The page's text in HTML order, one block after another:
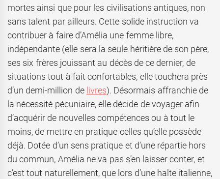
mortes ainsi que pour les civilisations antiques, non
sans talent par ailleurs. Cette solide instruction va
contribuer à faire d’Amélia une femme libre,
indépendante (elle sera la seule héritière de son père,
ses six frères jouissant au décès de ce dernier, de
situations tout à fait confortables, elle touchera près
d’un demi-million de livres). Désormais affranchie de
la nécessité pécuniaire, elle décide de voyager afin
d’acquérir de nouvelles compétences ou à tout le
moins, de mettre en pratique celles qu’elle possède
déjà. Dotée d’un sens pratique et d’une répartie hors
du commun, Amélia ne va pas s’en laisser conter, et
c’est tout naturellement, que lors d’une halte italienne,